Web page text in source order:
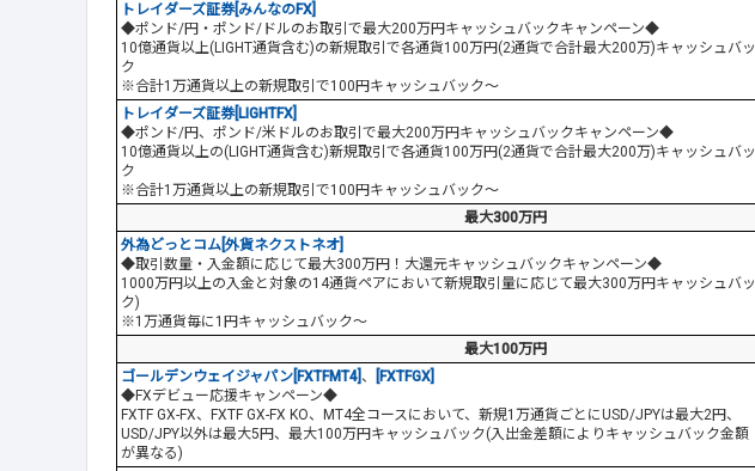
トレイダーズ証券[みんなのFX]
◆ポンド/円・ポンド/ドルのお取引で最大200万円キャッシュバックキャンペーン◆
10億通貨以上(LIGHT通貨含む)の新規取引で各通貨100万円(2通貨で合計最大200万)キャッシュバッ
ク
※合計1万通貨以上の新規取引で100円キャッシュバック～
トレイダーズ証券[LIGHTFX]
◆ポンド/円、ポンド/米ドルのお取引で最大200万円キャッシュバックキャンペーン◆
10億通貨以上の(LIGHT通貨含む)新規取引で各通貨100万円(2通貨で合計最大200万)キャッシュバッ
ク
※合計1万通貨以上の新規取引で100円キャッシュバック～
最大300万円
外為どっとコム[外貨ネクストネオ]
◆取引数量・入金額に応じて最大300万円！大還元キャッシュバックキャンペーン◆
1000万円以上の入金と対象の14通貨ペアにおいて新規取引量に応じて最大300万円キャッシュバッ
ク)
※1万通貨毎に1円キャッシュバック～
最大100万円
ゴールデンウェイジャパン[FXTFMT4] 、
[FXTFGX]
◆FXデビュー応援キャンペーン◆
FXTF GX-FX、FXTF GX-FX KO、MT4全コースにおいて、新規1万通貨ごとにUSD/JPYは最大2円、
USD/JPY以外は最大5円、最大100万円キャッシュバック(入出金差額によりキャッシュバック金額
が異なる)